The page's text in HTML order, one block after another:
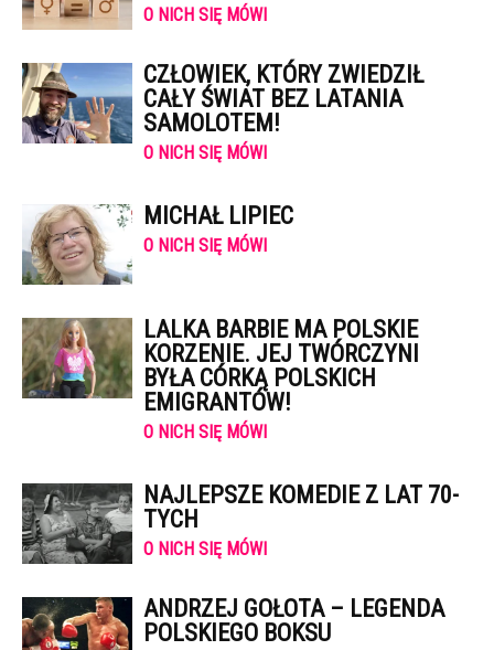
O NICH SIĘ MÓWI
CZŁOWIEK, KTÓRY ZWIEDZIŁ
CAŁY ŚWIAT BEZ LATANIA
SAMOLOTEM!
O NICH SIĘ MÓWI
MICHAŁ LIPIEC
O NICH SIĘ MÓWI
LALKA BARBIE MA POLSKIE
KORZENIE. JEJ TWÓRCZYNI
BYŁA CÓRKĄ POLSKICH
EMIGRANTÓW!
O NICH SIĘ MÓWI
NAJLEPSZE KOMEDIE Z LAT 70-
TYCH
O NICH SIĘ MÓWI
ANDRZEJ GOŁOTA – LEGENDA
POLSKIEGO BOKSU